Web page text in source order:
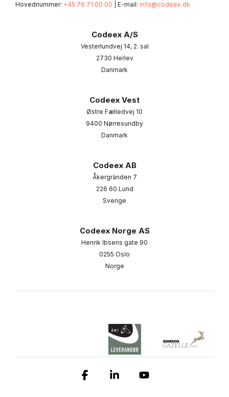
Hovednummer: +45 76 71 00 00 | E-mail: info@codeex.dk
Codeex A/S
Vesterlundvej 14, 2. sal
2730 Herlev
Danmark
Codeex Vest
Østre Fælledvej 10
9400 Nørresundby
Danmark
Codeex AB
Åkergränden 7
226 60 Lund
Sverige
Codeex Norge AS
Henrik Ibsens gate 90
0255 Oslo
Norge
FacebookLinkedin